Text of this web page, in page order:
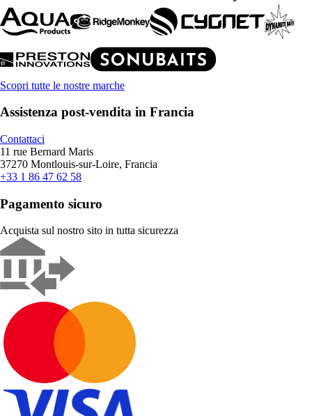
Scopri tutte le nostre marche
Assistenza post-vendita in Francia
Contattaci
11 rue Bernard Maris
37270 Montlouis-sur-Loire, Francia
+33 1 86 47 62 58
Pagamento sicuro
Acquista sul nostro sito in tutta sicurezza